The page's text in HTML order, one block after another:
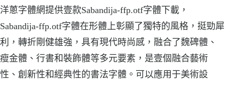
洋蔥字體網提供壹款Sabandija-ffp.otf字體下載，
Sabandija-ffp.otf字體在形體上彰顯了獨特的風格，挺勁犀
利，轉折剛健雄強，具有現代時尚感，融合了魏碑體、
瘦金體、行書和裝飾體等多元要素，是壹個融合藝術
性、創新性和經典性的書法字體。可以應用于美術設